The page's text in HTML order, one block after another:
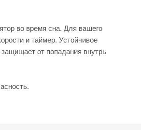
во время сна. Для вашего
и таймер. Устойчивое
от попадания внутрь